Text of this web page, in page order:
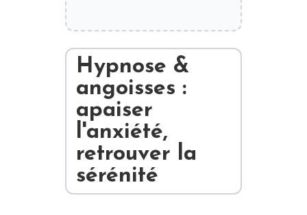
Hypnose &
angoisses :
apaiser
l'anxiété,
retrouver la
sérénité